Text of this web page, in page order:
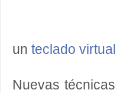
un teclado virtual
Nuevas